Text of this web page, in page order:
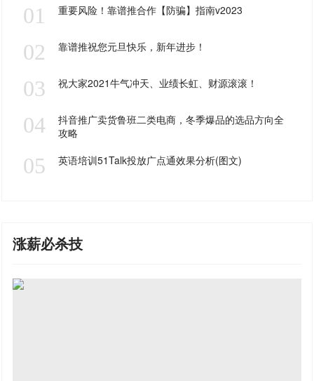
01 重要风险！靠谱推合作【防骗】指南v2023
02 靠谱推祝您元旦快乐，新年进步！
03 祝大家2021牛气冲天、业绩长虹、财源滚滚！
04
抖音推广卖货鲁班二类电商，冬季爆品的选品方向全
攻略
05 英语培训51Talk投放广点通效果分析(图文)
涨薪必杀技